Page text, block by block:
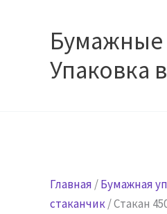
содержимомуБумажные
Упаковка
Главная /Бумажная
стаканчик/ Стакан